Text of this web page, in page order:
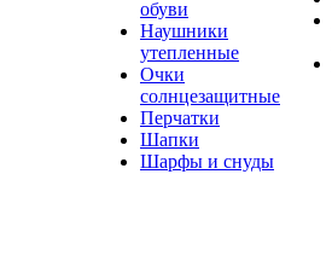
обуви
Наушники
утепленные
Очки
солнцезащитные
Перчатки
Шапки
Шарфы и снуды